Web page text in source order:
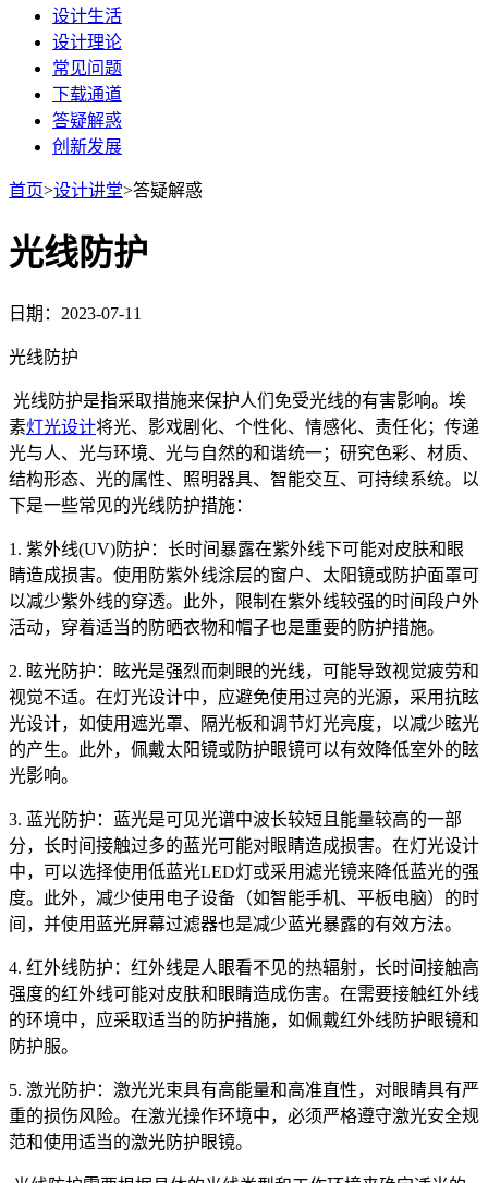
设计生活
设计理论
常见问题
下载通道
答疑解惑
创新发展
首页>设计讲堂>答疑解惑
光线防护
日期：2023-07-11
光线防护
光线防护是指采取措施来保护人们免受光线的有害影响。埃
素灯光设计将光、影戏剧化、个性化、情感化、责任化；传递
光与人、光与环境、光与自然的和谐统一；研究色彩、材质、
结构形态、光的属性、照明器具、智能交互、可持续系统。以
下是一些常见的光线防护措施：
1. 紫外线(UV)防护：长时间暴露在紫外线下可能对皮肤和眼
睛造成损害。使用防紫外线涂层的窗户、太阳镜或防护面罩可
以减少紫外线的穿透。此外，限制在紫外线较强的时间段户外
活动，穿着适当的防晒衣物和帽子也是重要的防护措施。
2. 眩光防护：眩光是强烈而刺眼的光线，可能导致视觉疲劳和
视觉不适。在灯光设计中，应避免使用过亮的光源，采用抗眩
光设计，如使用遮光罩、隔光板和调节灯光亮度，以减少眩光
的产生。此外，佩戴太阳镜或防护眼镜可以有效降低室外的眩
光影响。
3. 蓝光防护：蓝光是可见光谱中波长较短且能量较高的一部
分，长时间接触过多的蓝光可能对眼睛造成损害。在灯光设计
中，可以选择使用低蓝光LED灯或采用滤光镜来降低蓝光的强
度。此外，减少使用电子设备（如智能手机、平板电脑）的时
间，并使用蓝光屏幕过滤器也是减少蓝光暴露的有效方法。
4. 红外线防护：红外线是人眼看不见的热辐射，长时间接触高
强度的红外线可能对皮肤和眼睛造成伤害。在需要接触红外线
的环境中，应采取适当的防护措施，如佩戴红外线防护眼镜和
防护服。
5. 激光防护：激光光束具有高能量和高准直性，对眼睛具有严
重的损伤风险。在激光操作环境中，必须严格遵守激光安全规
范和使用适当的激光防护眼镜。